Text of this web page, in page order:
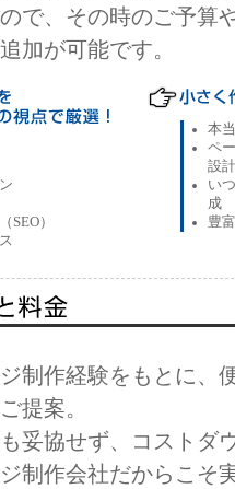
で、その時のご予算
加が可能です。
SEO）
本
ペ
設
い
成
豊
制作経験をもとに、
提案。
妥協せず、コストダ
制作会社だからこそ